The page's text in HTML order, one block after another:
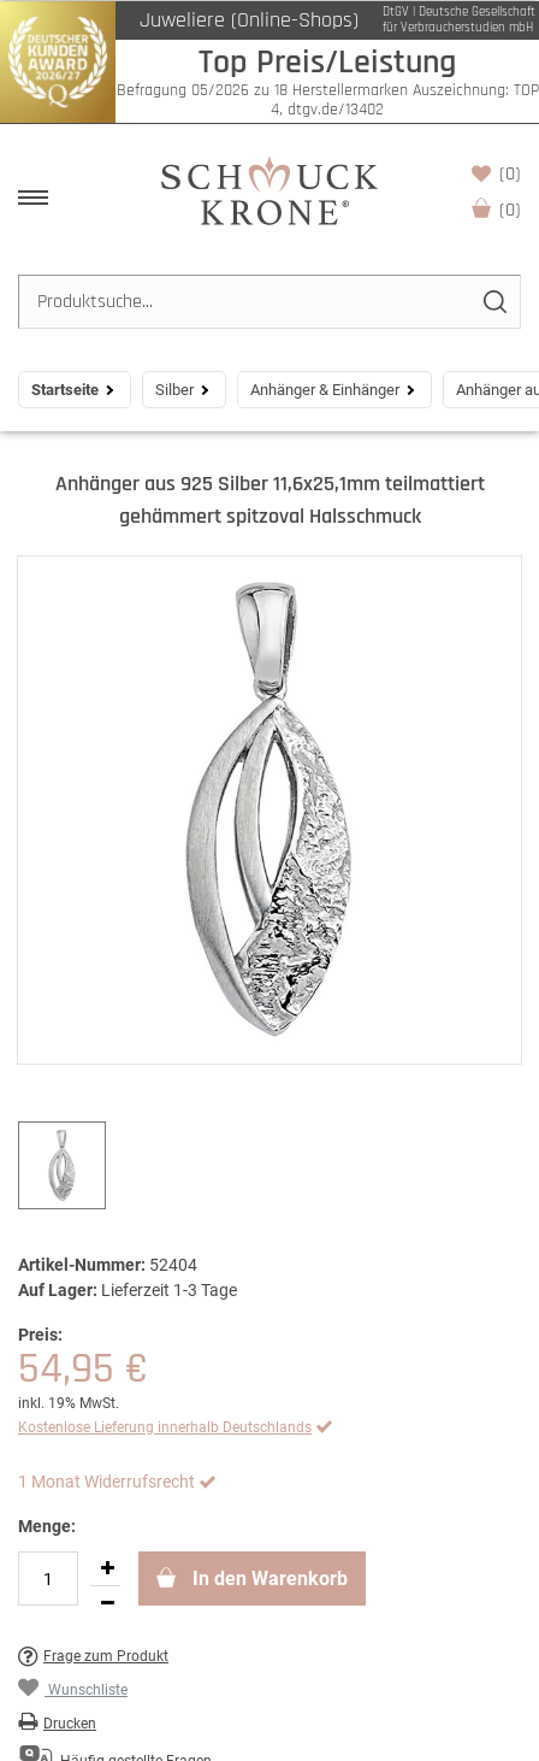
Juweliere (Online-Shops)
DtGV | Deutsche Gesellschaft
für Verbraucherstudien mbH
Top Preis/Leistung
Befragung 05/2026 zu 18 Herstellermarken Auszeichnung: TOP
4, dtgv.de/13402
(0)
(0)
Startseite Silber Anhänger & Einhänger Anhänger
Anhänger aus 925 Silber 11,6x25,1mm teilmattiert
gehämmert spitzoval Halsschmuck
Artikel-Nummer: 52404
Auf Lager: Lieferzeit 1-3 Tage
Preis:
54,95 €
inkl. 19% MwSt.
Kostenlose Lieferung innerhalb Deutschlands
1 Monat Widerrufsrecht
Menge:
In den Warenkorb
Frage zum Produkt
Wunschliste
Drucken